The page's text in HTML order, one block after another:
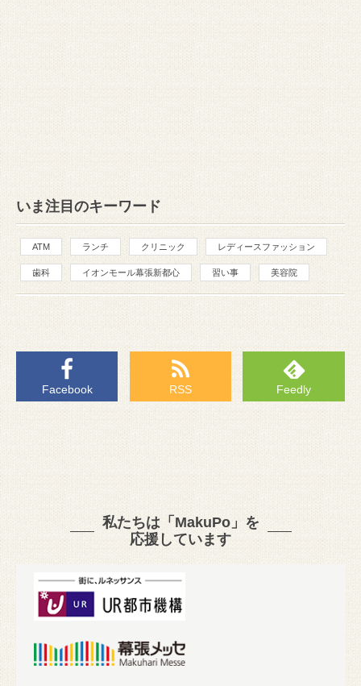
いま注目のキーワード
ATM ランチ クリニック レディースファッション
歯科 イオンモール幕張新都心 習い事 美容院
Facebook RSS Feedly
私たちは「MakuPo」を
応援しています